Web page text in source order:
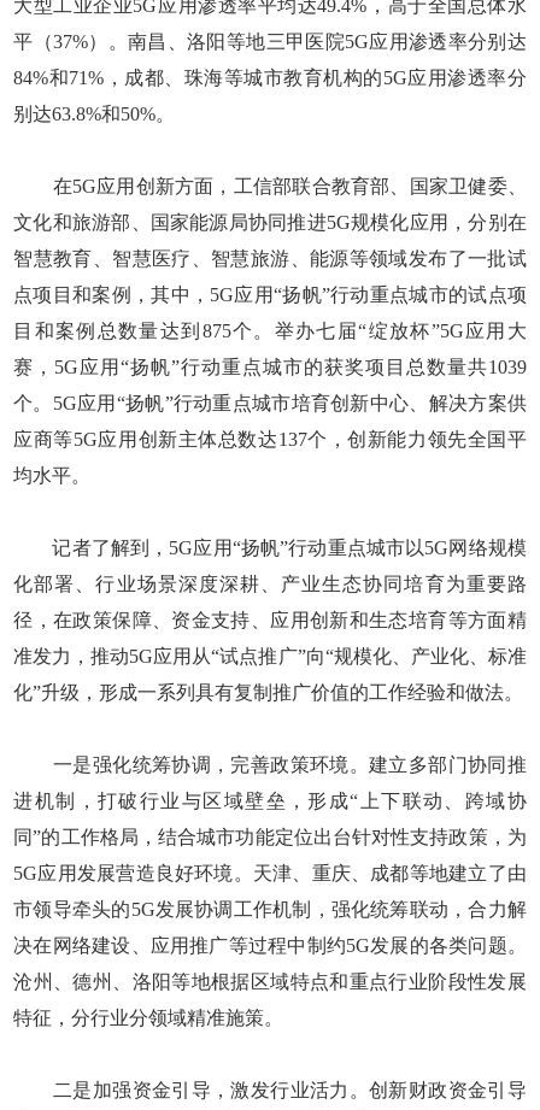
大型工业企业5G应用渗透率平均达49.4%，高于全国总体水
平（37%）。南昌、洛阳等地三甲医院5G应用渗透率分别达
84%和71%，成都、珠海等城市教育机构的5G应用渗透率分
别达63.8%和50%。
在5G应用创新方面，工信部联合教育部、国家卫健委、
文化和旅游部、国家能源局协同推进5G规模化应用，分别在
智慧教育、智慧医疗、智慧旅游、能源等领域发布了一批试
点项目和案例，其中，5G应用“扬帆”行动重点城市的试点项
目和案例总数量达到875个。举办七届“绽放杯”5G应用大
赛，5G应用“扬帆”行动重点城市的获奖项目总数量共1039
个。5G应用“扬帆”行动重点城市培育创新中心、解决方案供
应商等5G应用创新主体总数达137个，创新能力领先全国平
均水平。
记者了解到，5G应用“扬帆”行动重点城市以5G网络规模
化部署、行业场景深度深耕、产业生态协同培育为重要路
径，在政策保障、资金支持、应用创新和生态培育等方面精
准发力，推动5G应用从“试点推广”向“规模化、产业化、标准
化”升级，形成一系列具有复制推广价值的工作经验和做法。
一是强化统筹协调，完善政策环境。建立多部门协同推
进机制，打破行业与区域壁垒，形成“上下联动、跨域协
同”的工作格局，结合城市功能定位出台针对性支持政策，为
5G应用发展营造良好环境。天津、重庆、成都等地建立了由
市领导牵头的5G发展协调工作机制，强化统筹联动，合力解
决在网络建设、应用推广等过程中制约5G发展的各类问题。
沧州、德州、洛阳等地根据区域特点和重点行业阶段性发展
特征，分行业分领域精准施策。
二是加强资金引导，激发行业活力。创新财政资金引导